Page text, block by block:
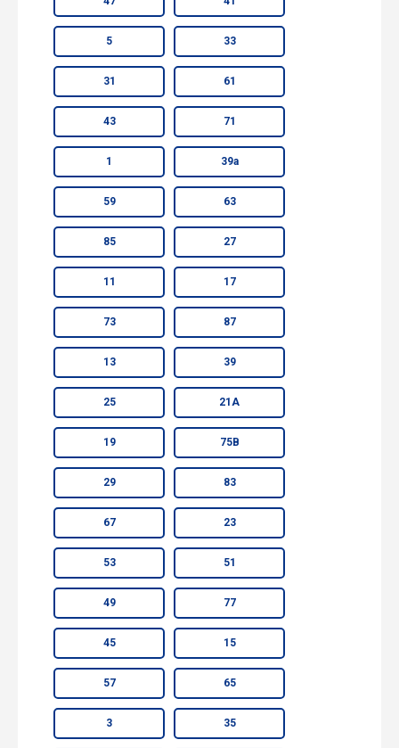
5 33
31 61
43 71
1 39а
59 63
85 27
11 17
73 87
13 39
25 21А
19 75В
29 83
67 23
53 51
49 77
45 15
57 65
3 35